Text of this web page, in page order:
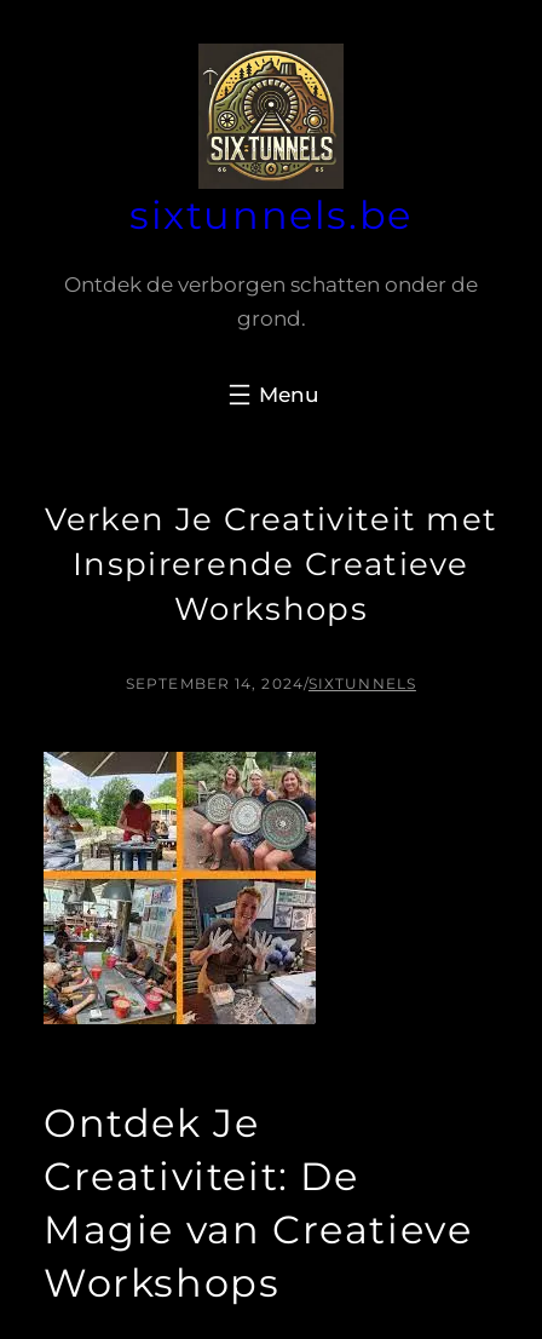
sixtunnels.be
Ontdek de verborgen schatten onder de
grond.
Verken Je Creativiteit met
Inspirerende Creatieve
Workshops
SEPTEMBER 14, 2024/SIXTUNNELS
Ontdek Je
Creativiteit: De
Magie van Creatieve
Workshops